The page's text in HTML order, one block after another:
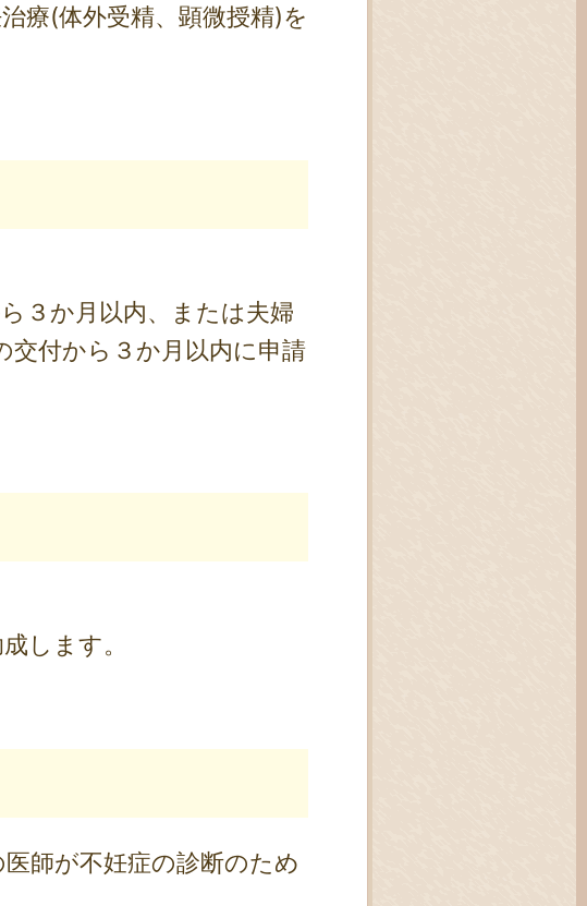
療(体外受精、顕微授精)を
３か月以内、または夫婦
交付から３か月以内に申請
します。
師が不妊症の診断のため